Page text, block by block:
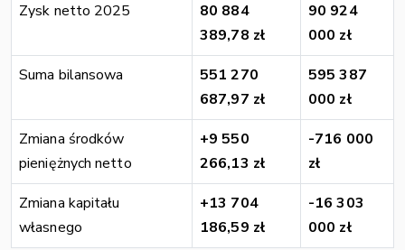
Zysk netto 2025
80 884
389,78 zł
90 924
000 zł
Suma bilansowa
551 270
687,97 zł
595 387
000 zł
Zmiana środków
pieniężnych netto
+9 550
266,13 zł
-716 000
zł
Zmiana kapitału
własnego
+13 704
186,59 zł
-16 303
000 zł